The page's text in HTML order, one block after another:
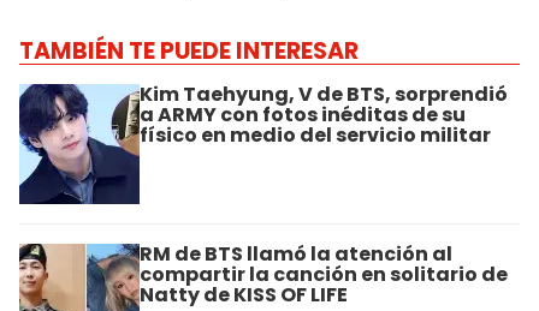
TAMBIÉN TE PUEDE INTERESAR
Kim Taehyung, V de BTS, sorprendió
a ARMY con fotos inéditas de su
físico en medio del servicio militar
RM de BTS llamó la atención al
compartir la canción en solitario de
Natty de KISS OF LIFE